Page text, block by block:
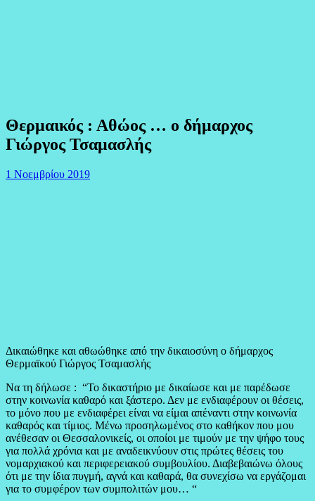
Θερμαικός : Αθώος … ο δήμαρχος
Γιώργος Τσαμασλής
1 Νοεμβρίου 2019
Δικαιώθηκε και αθωώθηκε από την δικαιοσύνη ο δήμαρχος
Θερμαϊκού Γιώργος Τσαμασλής
Να τη δήλωσε : “Το δικαστήριο με δικαίωσε και με παρέδωσε
στην κοινωνία καθαρό και ξάστερο. Δεν με ενδιαφέρουν οι θέσεις,
το μόνο που με ενδιαφέρει είναι να είμαι απέναντι στην κοινωνία
καθαρός και τίμιος. Μένω προσηλωμένος στο καθήκον που μου
ανέθεσαν οι Θεσσαλονικείς, οι οποίοι με τιμούν με την ψήφο τους
για πολλά χρόνια και με αναδεικνύουν στις πρώτες θέσεις του
νομαρχιακού και περιφερειακού συμβουλίου. Διαβεβαιώνω όλους
ότι με την ίδια πυγμή, αγνά και καθαρά, θα συνεχίσω να εργάζομαι
για το συμφέρον των συμπολιτών μου… “